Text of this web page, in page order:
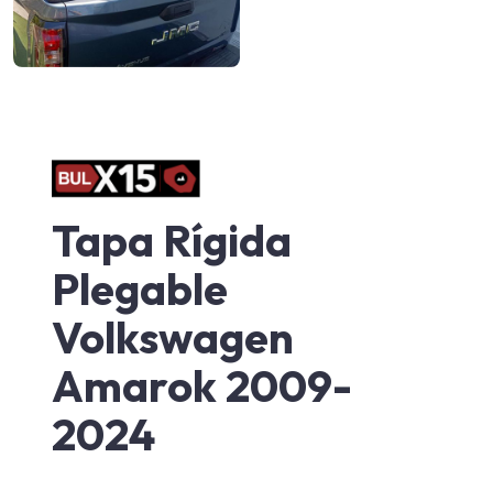
Tapa Rígida
Plegable
Volkswagen
Amarok 2009-
2024